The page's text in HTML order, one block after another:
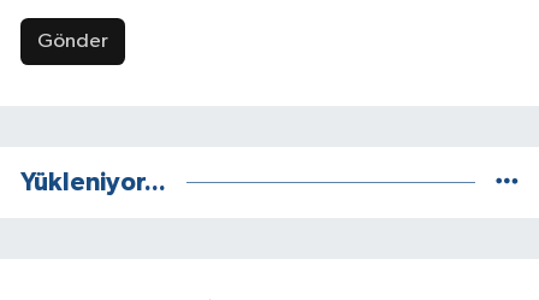
Gönder
Yükleniyor...